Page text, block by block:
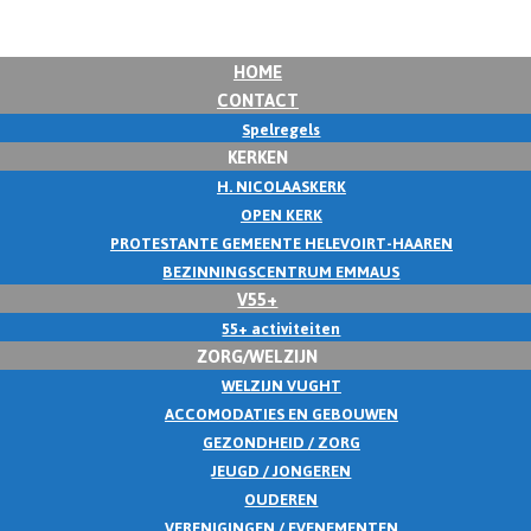
HOME
CONTACT
Spelregels
KERKEN
H. NICOLAASKERK
OPEN KERK
PROTESTANTE GEMEENTE HELEVOIRT-HAAREN
BEZINNINGSCENTRUM EMMAUS
V55+
55+ activiteiten
ZORG/WELZIJN
WELZIJN VUGHT
ACCOMODATIES EN GEBOUWEN
GEZONDHEID / ZORG
JEUGD / JONGEREN
OUDEREN